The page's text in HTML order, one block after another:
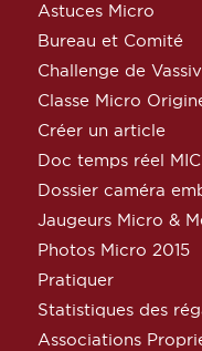
Astuces Micro
Bureau et Comité
Challenge de
Classe Micro
Créer un article
Doc temps réel
Dossier caméra
Jaugeurs Micro &
Photos Micro 2015
Pratiquer
Statistiques des
Associations